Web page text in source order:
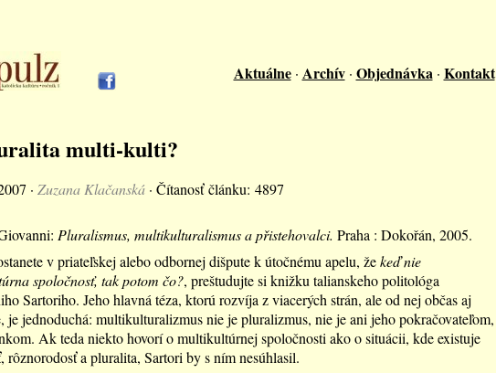
Aktuálne· Archív· Objednávka · Kontakt
multi-kulti?
· Zuzana Klačanská· Čítanosť článku: 4897
Pluralismus, multikulturalismus a přistehovalci. Praha : Dokořán, 2005.
v priateľskej alebo odbornej dišpute k útočnému apelu, žekeď nie
spoločnosť, tak potom čo?, preštudujte si knižku talianskeho politológa
Sartoriho. Jeho hlavná téza, ktorú rozvíja z viacerých strán, ale od nej občas aj
je jednoduchá: multikulturalizmus nie je pluralizmus, nie je ani jeho pokračovateľom,
Ak teda niekto hovorí o multikultúrnej spoločnosti ako o situácii, kde existuje
rôznorodosť a pluralita, Sartori by s ním nesúhlasil.